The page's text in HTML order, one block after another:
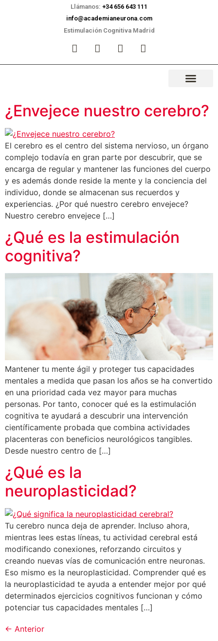
Llámanos: +34 656 643 111
info@academianeurona.com
Estimulación Cognitiva Madrid
¿Envejece nuestro cerebro?
El cerebro es el centro del sistema nervioso, un órgano
complejo todavía en gran parte por descubrir, que se
encarga de regular y mantener las funciones del cuerpo
y es además donde reside la mente y la conciencia del
individuo, donde se almacenan sus recuerdos y
experiencias. ¿Por qué nuestro cerebro envejece?
Nuestro cerebro envejece […]
¿Qué es la estimulación
cognitiva?
Mantener tu mente ágil y proteger tus capacidades
mentales a medida que pasan los años se ha convertido
en una prioridad cada vez mayor para muchas
personas. Por tanto, conocer qué es la estimulación
cognitiva te ayudará a descubrir una intervención
científicamente probada que combina actividades
placenteras con beneficios neurológicos tangibles.
Desde nuestro centro de […]
¿Qué es la
neuroplasticidad?
Tu cerebro nunca deja de aprender. Incluso ahora,
mientras lees estas líneas, tu actividad cerebral está
modificando conexiones, reforzando circuitos y
creando nuevas vías de comunicación entre neuronas.
Eso mismo es la neuroplasticidad. Comprender qué es
la neuroplasticidad te ayuda a entender mejor por qué
determinados ejercicios cognitivos funcionan y cómo
potenciar tus capacidades mentales […]
← Anterior